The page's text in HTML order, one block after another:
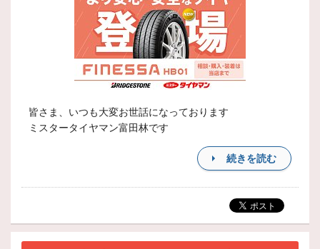
皆さま、いつも大変お世話になっております
ミスタータイヤマン富田林です
続きを読む